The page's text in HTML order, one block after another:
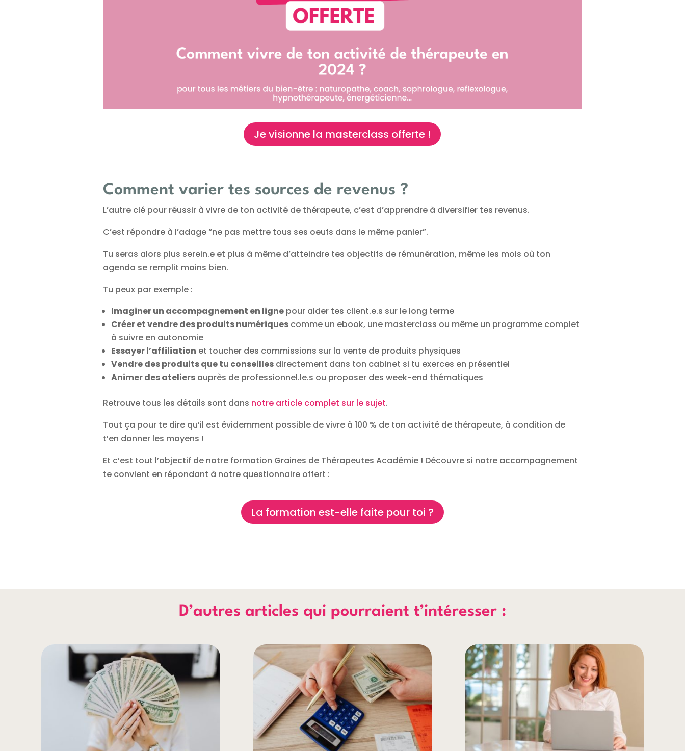
Je visionne la masterclass offerte !
Comment varier tes sources de revenus ?
L’autre clé pour réussir à vivre de ton activité de thérapeute, c’est d’apprendre à diversifier tes revenus.
C’est répondre à l’adage “ne pas mettre tous ses oeufs dans le même panier”.
Tu seras alors plus serein.e et plus à même d’atteindre tes objectifs de rémunération, même les mois où ton
agenda se remplit moins bien.
Tu peux par exemple :
Imaginer un accompagnement en lignepour aider tes client.e.s sur le long terme
Créer et vendre des produits numériquescomme un ebook, une masterclass ou même un programme complet
à suivre en autonomie
Essayer l’affiliation et toucher des commissions sur la vente de produits physiques
Vendre des produits que tu conseillesdirectement dans ton cabinet si tu exerces en présentiel
Animer des ateliersauprès de professionnel.le.s ou proposer des week-end thématiques
Retrouve tous les détails sont dans notre article complet sur le sujet.
Tout ça pour te dire qu’il est évidemment possible de vivre à 100 % de ton activité de thérapeute, à condition de
t’en donner les moyens !
Et c’est tout l’objectif de notre formation Graines de Thérapeutes Académie ! Découvre si notre accompagnement
te convient en répondant à notre questionnaire offert :
La formation est-elle faite pour toi ?
D’autres articles qui pourraient t’intéresser :